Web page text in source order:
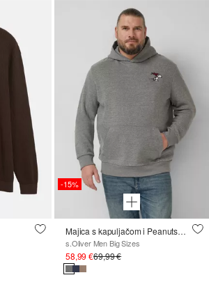
-15%
Majica s kapuljačom i Peanuts® grafičkim dizajnom
s.Oliver Men Big Sizes
58,99 €69,99 €